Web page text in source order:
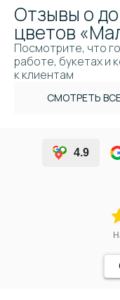
Отзывы о
цветов
СМОТРЕТЬ
Посмотрите, что
работе, букетах и
к клиентам
4.9